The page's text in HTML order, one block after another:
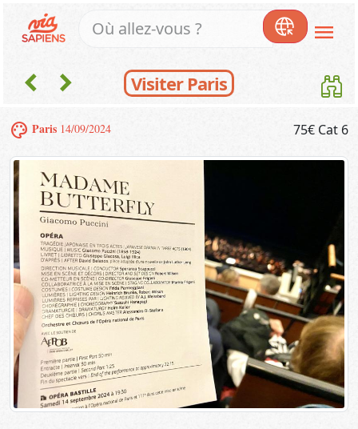
menu
chevron_left chevron_right Visiter Paris
palette Paris 14/09/2024 75€ Cat 6